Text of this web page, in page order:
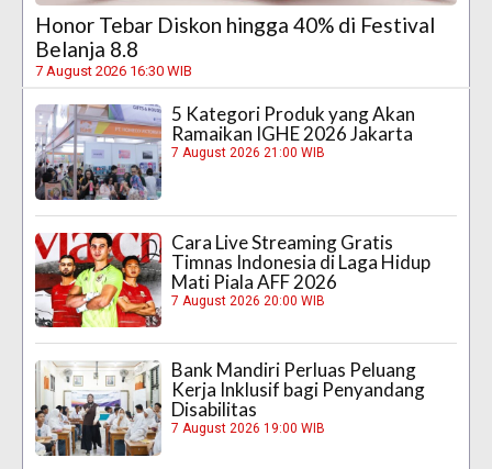
Honor Tebar Diskon hingga 40% di Festival
Belanja 8.8
7 August 2026 16:30 WIB
5 Kategori Produk yang Akan
Ramaikan IGHE 2026 Jakarta
7 August 2026 21:00 WIB
Cara Live Streaming Gratis
Timnas Indonesia di Laga Hidup
Mati Piala AFF 2026
7 August 2026 20:00 WIB
Bank Mandiri Perluas Peluang
Kerja Inklusif bagi Penyandang
Disabilitas
7 August 2026 19:00 WIB